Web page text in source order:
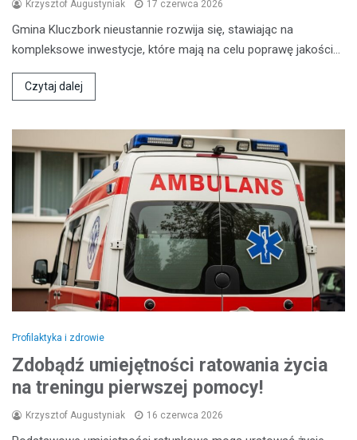
Krzysztof Augustyniak 17 czerwca 2026
Gmina Kluczbork nieustannie rozwija się, stawiając na
kompleksowe inwestycje, które mają na celu poprawę jakości…
Czytaj dalej
Profilaktyka i zdrowie
Zdobądź umiejętności ratowania życia
na treningu pierwszej pomocy!
Krzysztof Augustyniak 16 czerwca 2026